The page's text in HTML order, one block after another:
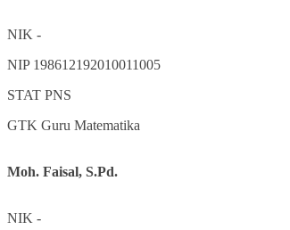
NIK -
NIP 198612192010011005
STAT PNS
GTK Guru Matematika
Moh. Faisal, S.Pd.
NIK -